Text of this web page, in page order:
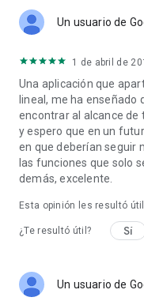
Un usuario de
1 de abril de
Una aplicación que
lineal, me ha enseñado
encontrar al alcance de
y espero que en un
en que deberían seguir
las funciones que solo
demás, excelente.
Esta opinión les resultó
¿Te resultó útil? Sí
Un usuario de